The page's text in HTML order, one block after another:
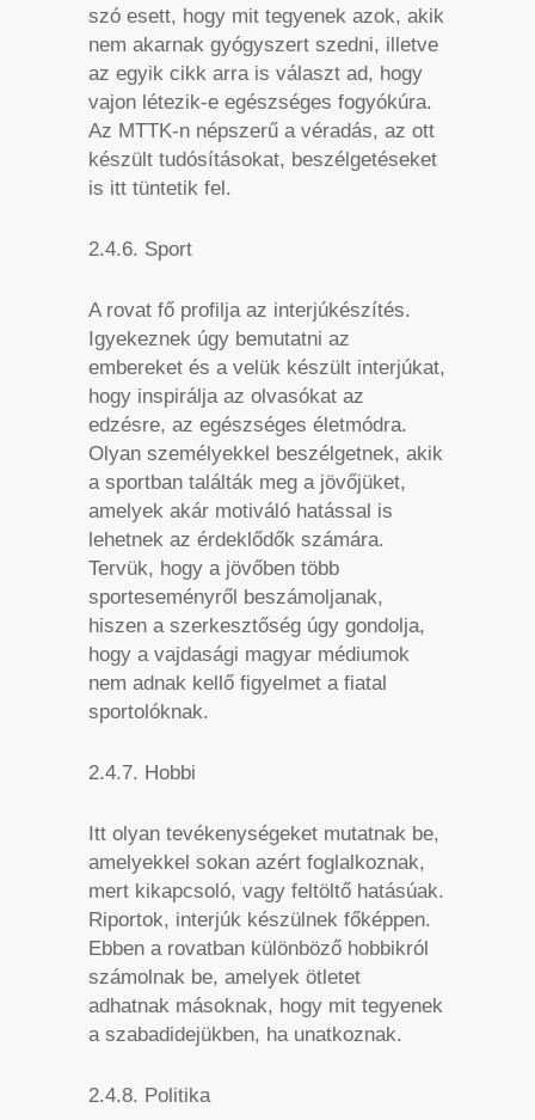
szó esett, hogy mit tegyenek azok, akik
nem akarnak gyógyszert szedni, illetve
az egyik cikk arra is választ ad, hogy
vajon létezik-e egészséges fogyókúra.
Az MTTK-n népszerű a véradás, az ott
készült tudósításokat, beszélgetéseket
is itt tüntetik fel.
2.4.6. Sport
A rovat fő profilja az interjúkészítés.
Igyekeznek úgy bemutatni az
embereket és a velük készült interjúkat,
hogy inspirálja az olvasókat az
edzésre, az egészséges életmódra.
Olyan személyekkel beszélgetnek, akik
a sportban találták meg a jövőjüket,
amelyek akár motiváló hatással is
lehetnek az érdeklődők számára.
Tervük, hogy a jövőben több
sporteseményről beszámoljanak,
hiszen a szerkesztőség úgy gondolja,
hogy a vajdasági magyar médiumok
nem adnak kellő figyelmet a fiatal
sportolóknak.
2.4.7. Hobbi
Itt olyan tevékenységeket mutatnak be,
amelyekkel sokan azért foglalkoznak,
mert kikapcsoló, vagy feltöltő hatásúak.
Riportok, interjúk készülnek főképpen.
Ebben a rovatban különböző hobbikról
számolnak be, amelyek ötletet
adhatnak másoknak, hogy mit tegyenek
a szabadidejükben, ha unatkoznak.
2.4.8. Politika